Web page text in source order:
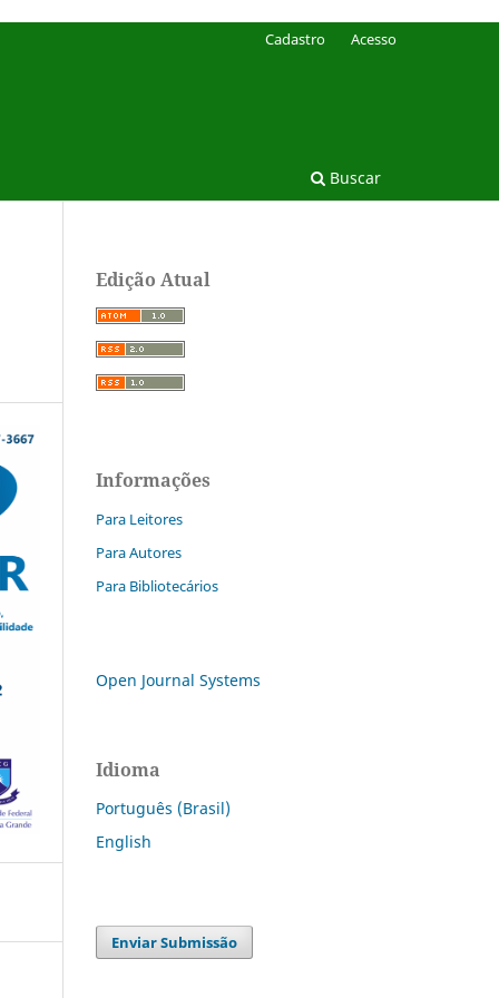
Buscar
Cadastro Acesso
Edição Atual
Informações
Para Leitores
Para Autores
Para Bibliotecários
Open Journal Systems
Idioma
Português (Brasil)
English
Enviar Submissão